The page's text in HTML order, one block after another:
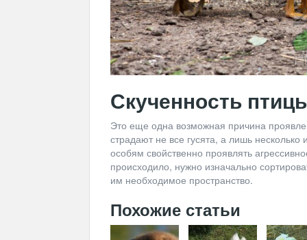
Скученность
Это еще одна возможная причина
страдают не все гусята, а лишь
особям свойственно проявлять
происходило, нужно изначально
им необходимое пространство.
Похожие статьи